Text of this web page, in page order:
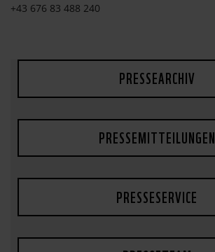
+43 676 83 488 240
PRESSEARCHIV
PRESSEMITTEILUNGEN
PRESSESERVICE